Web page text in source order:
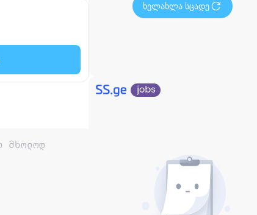
ხელახლა სცადე